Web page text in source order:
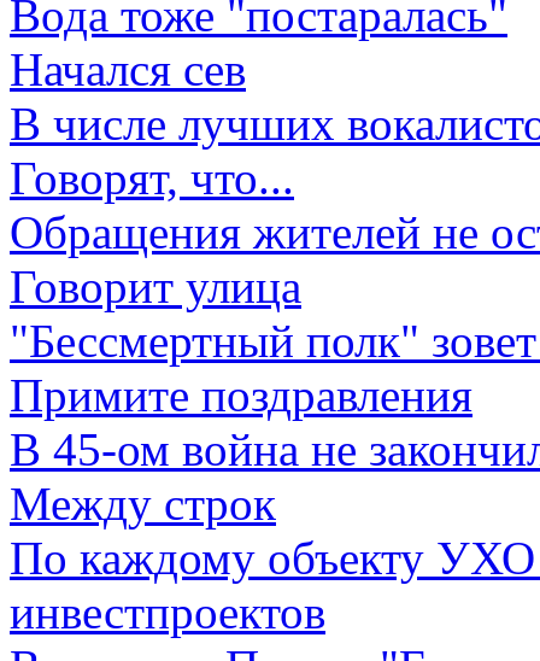
Вода тоже "постаралась"
Начался сев
В числе лучших
Говорят, что...
Обращения жителей не
Говорит улица
"Бессмертный полк"
Примите поздравления
В 45-ом война не
Между строк
По каждому объекту УХО
инвестпроектов